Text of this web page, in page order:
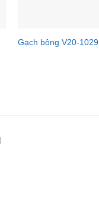
Gạch bông V20-1029